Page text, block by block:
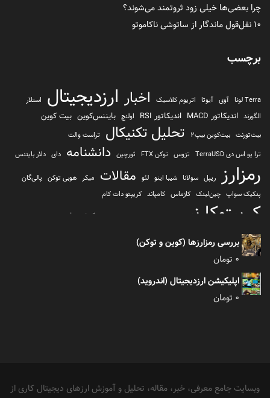
چرا بعضی‌ها خیلی زود ثروتمند می‌شوند؟
۱۰ نقل‌قول ماندگار از ساتوشی ناکاموتو
برچسب
Terra لونا آوی آیوتا اتریوم کلاسیک اخبار ارزدیجیتال
استلار
الگورند اندیکاتور MACD اندیکاتور RSI اولنچ بایننس‌کوین بیت کوین
بیت‌تورنت بیت‌کوین بیپ2 تحلیل تکنیکال
تراست والت
ترا یو اس دی TerraUSD
تزوس توکن FTX ثورچین دانشنامه دای دلار بایننس
رمزارز ریپل سولانا شیبا اینو لئو مقالات میکر هوبی توکن پالی‌گان
پنکیک سواپ چین‌لینک کازماس کامپاند کریپتو دات کام
کریپتوکارنسی کیف پول
کیف پول تراست والت
بررسی رمزارزها (کوین و توکن)
0 تومان
اپلیکیشن ارزدیجیتال (اندروید)
0 تومان
وبسایت جامع معرفی، خبر، مقاله، تحلیل و آموزش ارزهای دیجیتال کاری از